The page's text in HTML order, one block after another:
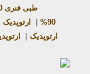
طبی فنری 80%
90%
ارتوپدیک
ارتوپدیک